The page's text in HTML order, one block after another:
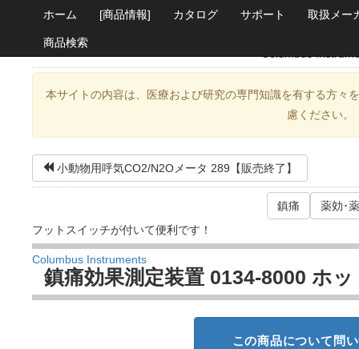
ホーム [商品情報] カタログ サポート 取扱メー
商品検索
Columbus
本サイトの内容は、医療および研究の専門知識を有する方々
慮ください。
小動物用呼気CO2/N2Oメータ 289【販売終了】
薬効･
鎮痛
フットスイッチが付いて便利です！
Columbus Instruments
鎮痛効果測定装置 0134-8000 ホ
この商品について問